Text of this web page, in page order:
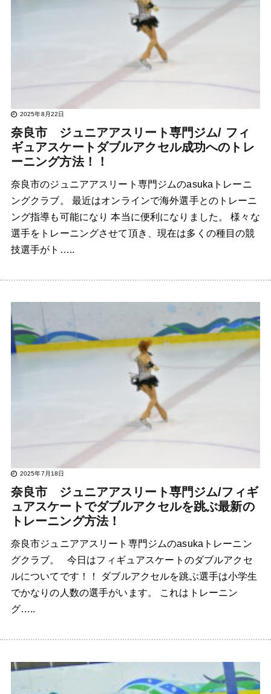
2025年8月22日
奈良市 ジュニアアスリート専門ジム/ フィ
ギュアスケートダブルアクセル成功へのトレ
ーニング方法！！
奈良市のジュニアアスリート専門ジムのasukaトレーニ
ングクラブ。 最近はオンラインで海外選手とのトレーニ
ング指導も可能になり 本当に便利になりました。 様々な
選手をトレーニングさせて頂き、現在は多くの種目の競
技選手がト…..
2025年7月18日
奈良市 ジュニアアスリート専門ジム/フィギ
ュアスケートでダブルアクセルを跳ぶ最新の
トレーニング方法！
奈良市ジュニアアスリート専門ジムのasukaトレーニン
グクラブ。 今日はフィギュアスケートのダブルアクセ
ルについてです！！ ダブルアクセルを跳ぶ選手は小学生
でかなりの人数の選手がいます。 これはトレーニン
グ…..